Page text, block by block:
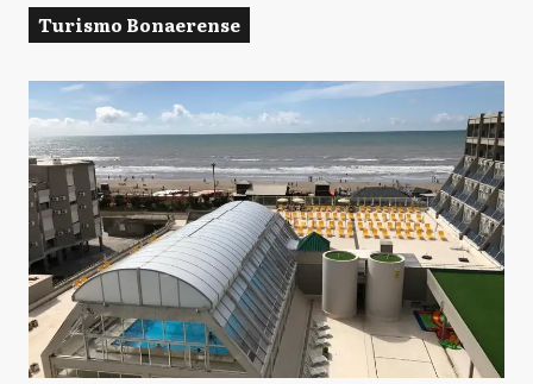
Turismo Bonaerense